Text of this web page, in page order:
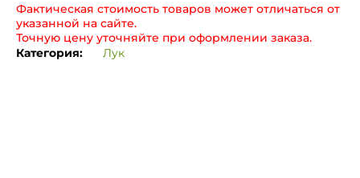
Фактическая стоимость товаров может отличаться от
указанной на сайте.
Точную цену уточняйте при оформлении заказа.
Категория:
Лук